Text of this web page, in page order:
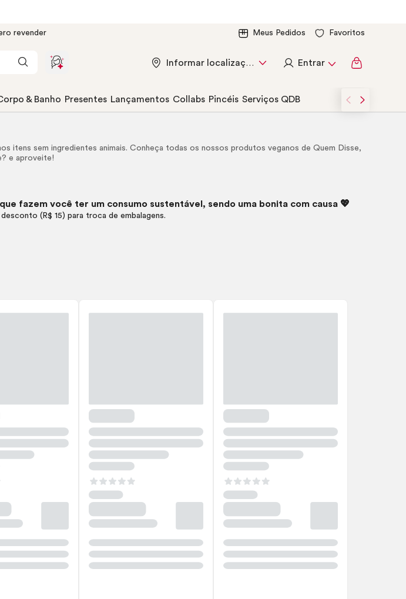
revender Meus Pedidos Favoritos
Informar localização Entrar
& Banho Presentes Lançamentos Collabs Pincéis Serviços QDB
itens sem ingredientes animais. Conheça todas os nossos produtos veganos de Quem Disse,
e aproveite!
fazem você ter um consumo sustentável, sendo uma bonita com causa 💖